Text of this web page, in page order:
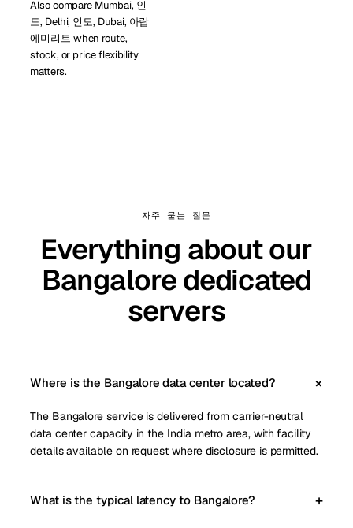
Also compare Mumbai, 인
도, Delhi, 인도, Dubai, 아랍
에미리트 when route,
stock, or price flexibility
matters.
자주 묻는 질문
Everything about our
Bangalore dedicated
servers
Where is the Bangalore data center located?
The Bangalore service is delivered from carrier-neutral
data center capacity in the India metro area, with facility
details available on request where disclosure is permitted.
What is the typical latency to Bangalore?